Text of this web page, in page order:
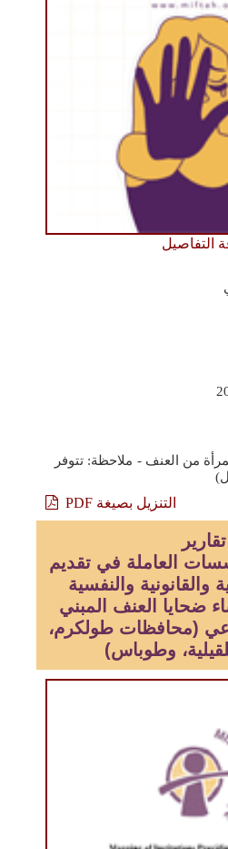
التفاصيل
من العنف - ملاحظة: تتوفر
التنزيل بصيغة PDF
تقارير
العاملة في تقديم
والقانونية والنفسية
ضحايا العنف المبني
(محافظات طولكرم،
وطوباس)